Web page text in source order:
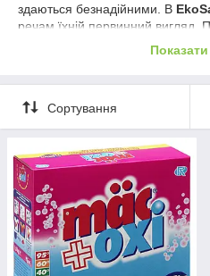
здаються безнадійними. В
речам їхній первинний вигляд.
асортименті німецькі засоби
впевненість у тому, що жодна
Чому варто обрати німецькі
Професійна активна
діють цілеспрямовано на
— від органічних плям (кава,
синтетичних (мастило,
Дбайливе ставлення до
агресивних побутових
плямовивідники діють
Сортування